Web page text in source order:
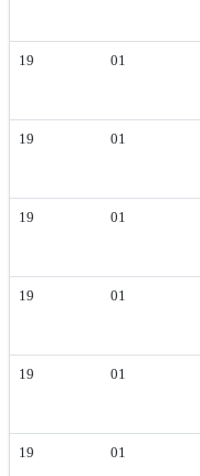
19 01
19 01
19 01
19 01
19 01
19 01